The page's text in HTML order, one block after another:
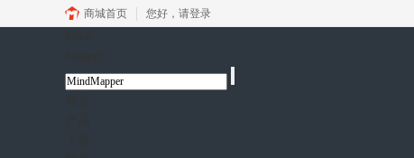
商城首页 您好， 请登录